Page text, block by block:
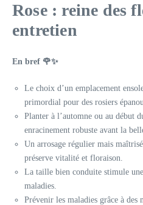
Rose : reine des
entretien
En bref 🌹✨
Le choix d’un emplacement
primordial pour des rosiers
Planter à l’automne ou au début
enracinement robuste avant la
Un arrosage régulier mais
préserve vitalité et floraison.
La taille bien conduite stimule
maladies.
Prévenir les maladies grâce à des